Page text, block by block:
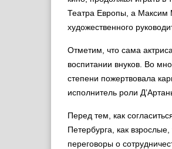
Театра Европы, а Максим
художественного
Отметим, что сама
воспитании внуков. Во
степени пожертвовала
исполнитель роли
Перед тем, как
Петербурга, как
переговоры о